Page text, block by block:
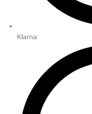
Klarna